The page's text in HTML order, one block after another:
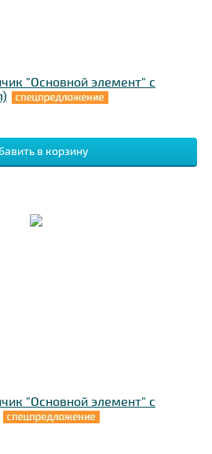
"Основной элемент" с
"Основной элемент" с